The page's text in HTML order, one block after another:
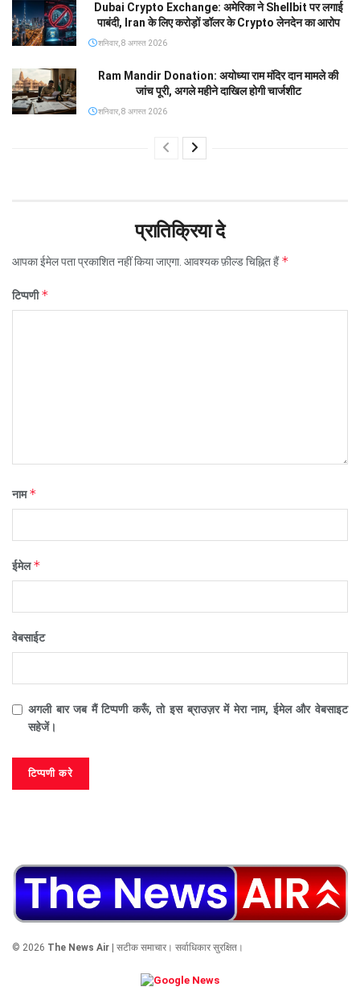
Dubai Crypto Exchange: अमेरिका ने Shellbit पर लगाई
पाबंदी, Iran के लिए करोड़ों डॉलर के Crypto लेनदेन का आरोप
शनिवार, 8 अगस्त 2026
Ram Mandir Donation: अयोध्या राम मंदिर दान मामले की
जांच पूरी, अगले महीने दाखिल होगी चार्जशीट
शनिवार, 8 अगस्त 2026
प्रातिक्रिया दे
आपका ईमेल पता प्रकाशित नहीं किया जाएगा. आवश्यक फ़ील्ड चिह्नित हैं*
टिप्पणी*
नाम*
ईमेल*
वेबसाईट
अगली बार जब मैं टिप्पणी करूँ, तो इस ब्राउज़र में मेरा नाम, ईमेल और वेबसाइट
सहेजें।
© 2026 The News Air | सटीक समाचार। सर्वाधिकार सुरक्षित।